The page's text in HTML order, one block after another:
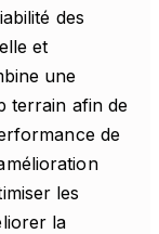
des
et
une
terrain afin de
de
les
la